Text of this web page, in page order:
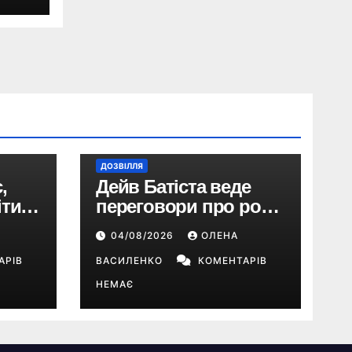
ДОЗВІЛЛЯ
Дейв Батіста веде
переговори про роль
Кратоса в серіалі
«God of War» від
Amazon
04/08/2026 ОЛЕНА
ВАСИЛЕНКО
КОМЕНТАРІВ
НЕМАЄ